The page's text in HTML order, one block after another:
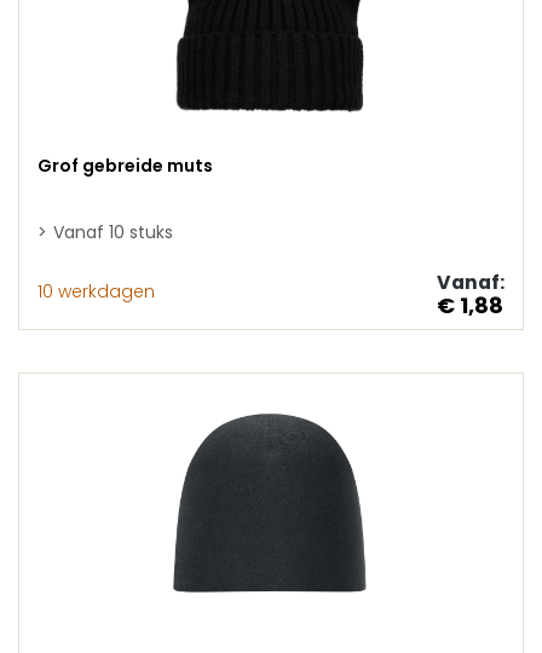
Grof gebreide muts
Vanaf 10 stuks
10 werkdagen Vanaf:
€ 1,88